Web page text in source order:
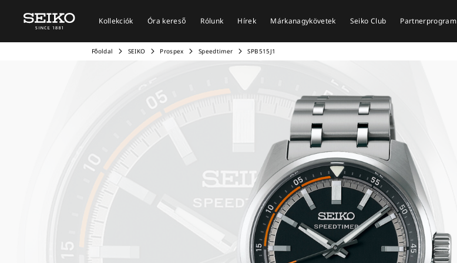
Kollekciók Óra kereső Rólunk Hírek Márkanagykövetek Seiko Club Partnerprogram
Főoldal SEIKO Prospex Speedtimer SPB515J1